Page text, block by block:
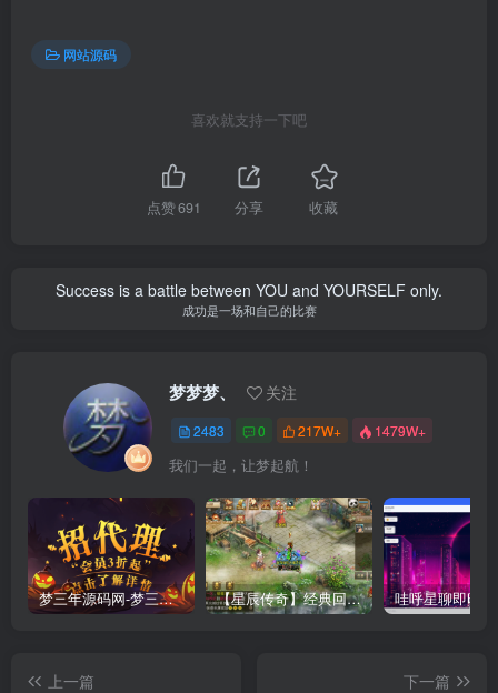
网站源码
喜欢就支持一下吧
点赞691 分享 收藏
Success is a battle between YOU and YOURSELF only.
成功是一场和自己的比赛
梦梦梦、 关注
2483 0 217W+ 1479W+
我们一起，让梦起航！
梦三年源码网-梦三年ym会员代理详情 【星辰传奇】经典回合制手游+安卓端+GM工具+详细搭建教程
上一篇
下一篇